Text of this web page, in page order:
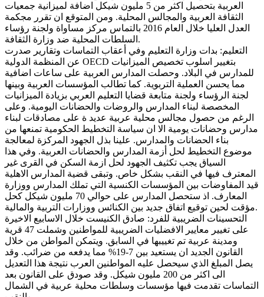
العربية بتحصيل اكثر من 5 مليون شيكل اضافة لميزانية جمعيات
الثقافة العربية والمجالس المحلية. ومن المتوقع ان تقرر مجكمة
العدل العليا خلال العام 2016 بالتماس مركز مساواة ولجنة رؤساء
السلطات المحلية ضد وزارة الثقافة .
التعليم: بدات وزارة التعليم وفي أعقاب التماسات وتقارير صدرت
عن المنظمة الدولية OECD بتغيير اسلوب تخصيص الميزانيات
للمدارس في البلاد. وحصلت المدارس العربية على ساعات اضافية
مما يحسن العملية التربوية. كما تطالب المؤسسات العربية وبينها
لجنة الرؤساء ولجنة متابعة قضايا التعليم العربي بزيادة الميزانيات
المخصصة لبناء المدارس والروضات والحضانات اليومية. وعلى
الرغم من حصول مجالس محلية عربية عديد ة على مصادقات لبناء
مدارس وحضانات يومية الا ان سياسة التخطيط الحكومية تمنعها من
بناء الحضانات والمدارس. علينا بذل الجهود المركزة لمعالجة
موضوع التخطيط لحل أزمة المدارس والحضانات العربية. وفي هذا
السياق يجب تكثيف الجهود لحل ازمة السكن في القرى غير
المعترف فيها في النقب بشكل خاص. وتبقى قضية المدارس الاهلية
قيد المفاوضات بين المؤسسات الكنسية التي تملك المدارس ووزارة
المعارف. اذ ستحصل المدارس على حوالي 70 مليون شيكل كحل
مؤقت لحين توقيع اتفاق جديد بين الكنائس ووزارات التربية والمالية.
التحسينات الضريبية للفرد: صادق الكنيست خلال الاسابيع الاخيرة
على تغيير معايير الافضليات الضريبية للمواطنين وشملت 47 قرية
ومدينة عربية تم تغييبها في السابق. ويتمكن المواطن من خلال
القانون الجديد ان يستعيد بين 7-19% مما يدفعه من ضرائب. وقد
يصل المبلغ الذي سيحصل عليه المواطنين العرب نتيجة هذا التعديل
الى اكثر من 200 مليون شيكل. وقد صودق على القانون بعد
التماسات تقدمت فيها مؤسسات وسلطات محلية عربية في الشمال